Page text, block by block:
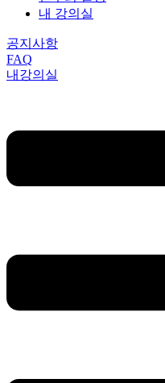
내 강의실
공지사항
FAQ
내강의실